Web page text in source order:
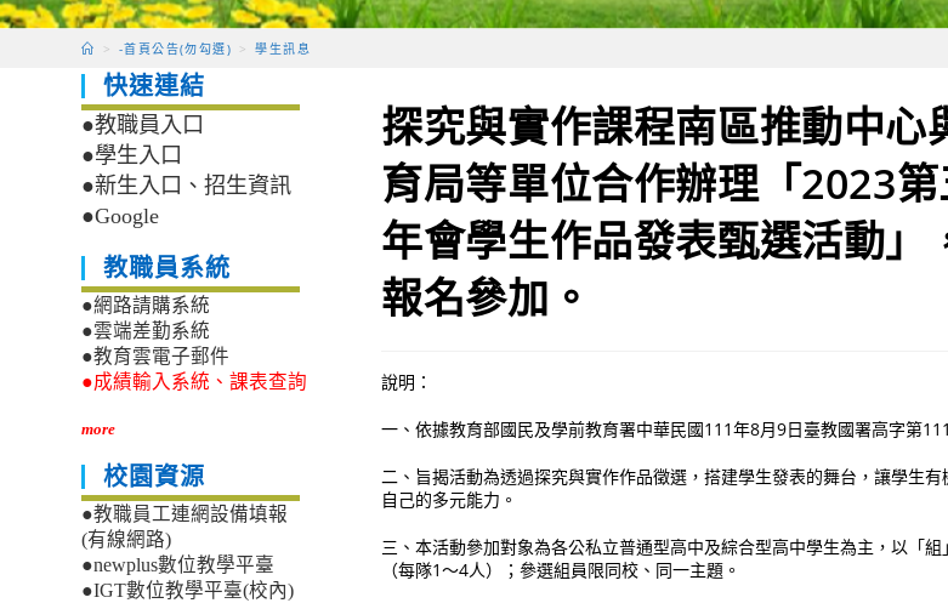
> -首頁公告(勿勾選) > 學生訊息
探究與實作課程南區推動中心
育局等單位合作辦理「2023
年會學生作品發表甄選活動」
報名參加。
說明：
一、依據教育部國民及學前教育署中華民國111年8月9日臺教國署高字第
二、旨揭活動為透過探究與實作作品徵選，搭建學生發表的舞台，讓學生
自己的多元能力。
三、本活動參加對象為各公私立普通型高中及綜合型高中學生為主，以「
（每隊1～4人）；參選組員限同校、同一主題。
快速連結
●教職員入口
●學生入口
●新生入口、招生資訊
●Google
教職員系統
●網路請購系統
●雲端差勤系統
●教育雲電子郵件
●成績輸入系統、課表查詢
more
校園資源
●教職員工連網設備填報
(有線網路)
●newplus數位教學平臺
●IGT數位教學平臺(校內)